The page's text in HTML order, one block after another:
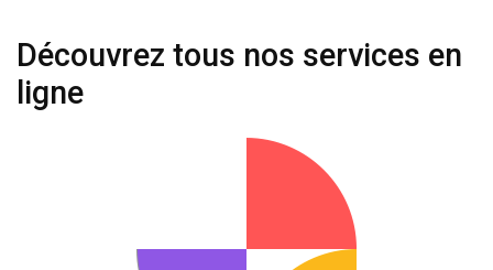
Découvrez tous nos services en
ligne